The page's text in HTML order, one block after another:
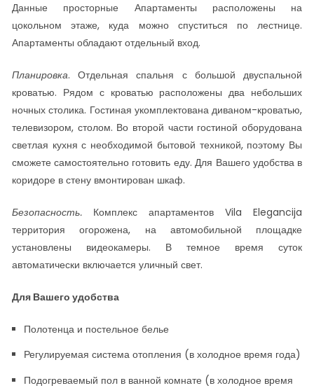
Данные просторные Апартаменты расположены на
цокольном этаже, куда можно спуститься по лестнице.
Апартаменты обладают отдельный вход.
Планировка. Отдельная спальня с большой двуспальной
кроватью. Рядом с кроватью расположены два небольших
ночных столика. Гостиная укомплектована диваном-кроватью,
телевизором, столом. Во второй части гостиной оборудована
светлая кухня с необходимой бытовой техникой, поэтому Вы
сможете самостоятельно готовить еду. Для Вашего удобства в
коридоре в стену вмонтирован шкаф.
Безопасность. Комплекс апартаментов Vila Elegancija
территория огорожена, на автомобильной площадке
установлены видеокамеры. В темное время суток
автоматически включается уличный свет.
Для Вашего удобства
Полотенца и постельное белье
Регулируемая система отопления (в холодное время года)
Подогреваемый пол в ванной комнате (в холодное время